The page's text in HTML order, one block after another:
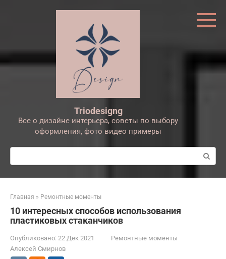
Triodesigng
Все о дизайне интерьера, советы по выбору
оформления, фото видео примеры
Поиск:
Главная » Ремонтные моменты
10 интересных способов использования
пластиковых стаканчиков
Опубликовано: 22 Дек 2021
Ремонтные моменты
Алексей Смирнов